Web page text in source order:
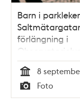
Barn i
förlängning i
Tid
8
Typ
Foto